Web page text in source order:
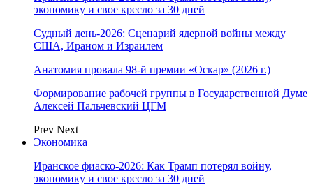
экономику и свое кресло за 30 дней
Судный день-2026: Сценарий ядерной войны между
США, Ираном и Израилем
Анатомия провала 98-й премии «Оскар» (2026 г.)
Формирование рабочей группы в Государственной Думе
Алексей Пальчевский ЦГМ
Prev Next
Экономика
Иранское фиаско-2026: Как Трамп потерял войну,
экономику и свое кресло за 30 дней